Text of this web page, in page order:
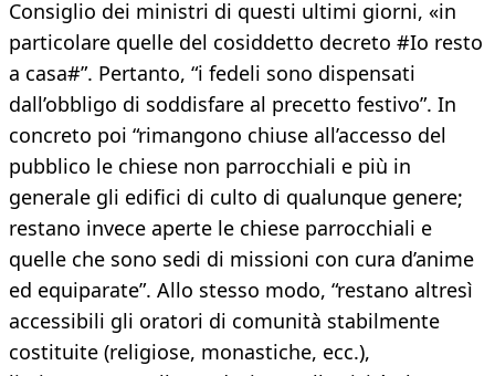
Consiglio dei ministri di questi ultimi giorni, «in
particolare quelle del cosiddetto decreto #Io resto
a casa#”. Pertanto, “i fedeli sono dispensati
dall’obbligo di soddisfare al precetto festivo”. In
concreto poi “rimangono chiuse all’accesso del
pubblico le chiese non parrocchiali e più in
generale gli edifici di culto di qualunque genere;
restano invece aperte le chiese parrocchiali e
quelle che sono sedi di missioni con cura d’anime
ed equiparate”. Allo stesso modo, “restano altresì
accessibili gli oratori di comunità stabilmente
costituite (religiose, monastiche, ecc.),